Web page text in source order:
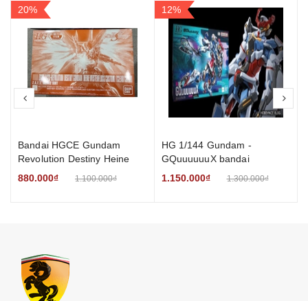
20%
Bandai HGCE Gundam
Revolution Destiny Heine
Westenfluss Clear Color
880.000₫ 1.100.000₫
12%
HG 1/144 Gundam -
GQuuuuuuX bandai
1.150.000₫
1.300.000₫
prev